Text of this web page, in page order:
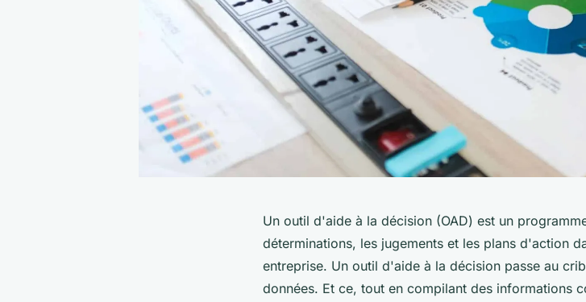
Un outil d'aide à la décision (OAD) est un
déterminations, les jugements et les plans d'action
entreprise. Un outil d'aide à la décision passe au
données. Et ce, tout en compilant des informations